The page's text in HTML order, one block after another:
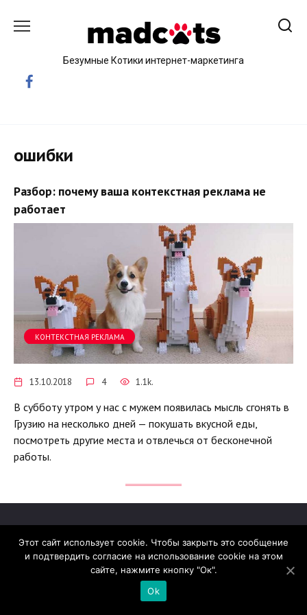
Безумные Котики интернет-маркетинга
ошибки
Разбор: почему ваша контекстная реклама не
работает
КОНТЕКСТНАЯ РЕКЛАМА
13.10.2018 4 1.1k.
В субботу утром у нас с мужем появилась мысль сгонять в
Грузию на несколько дней — покушать вкусной еды,
посмотреть другие места и отвлечься от бесконечной
работы.
© 2026 madcats.ru
Сайт работает на теме Reboot
Этот сайт использует cookie. Чтобы закрыть это сообщение
и подтвердить согласие на использование cookie на этом
сайте, нажмите кнопку "Ок".
Ok